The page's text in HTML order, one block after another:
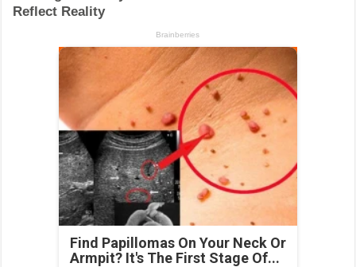
Find Papillomas On Your Neck Or
Armpit? It's The First Stage Of...